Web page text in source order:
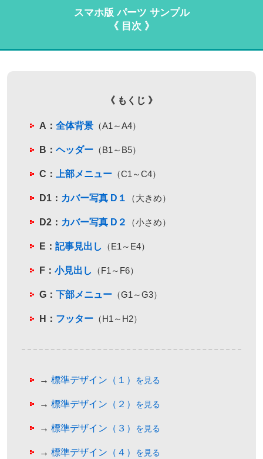
スマホ版 パーツ サンプル
《 目次 》
《 もくじ 》
A： 全体背景（A1～A4）
B： ヘッダー（B1～B5）
C： 上部メニュー（C1～C4）
D1： カバー写真 D１ （大きめ）
D2： カバー写真 D２ （小さめ）
E： 記事見出し （E1～E4）
F： 小見出し （F1～F6）
G： 下部メニュー（G1～G3）
H： フッター（H1～H2）
→ 標準デザイン（１） を見る
→ 標準デザイン（２） を見る
→ 標準デザイン（３） を見る
→ 標準デザイン（４） を見る